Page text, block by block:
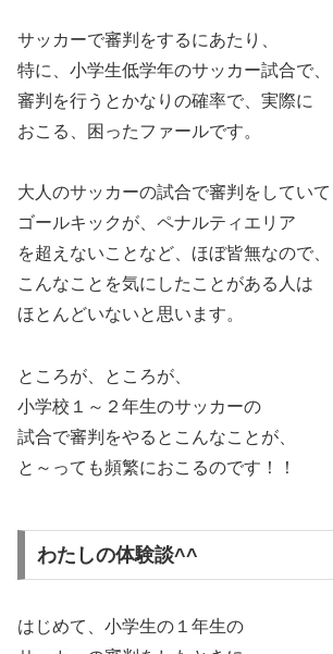
サッカーで審判をするにあたり、
特に、小学生低学年のサッカー試合で、
審判を行うとかなりの確率で、実際に
おこる、困ったファールです。
大人のサッカーの試合で審判をしていて
ゴールキックが、ペナルティエリア
を超えないことなど、ほぼ皆無なので、
こんなことを気にしたことがある人は
ほとんどいないと思います。
ところが、ところが、
小学校１～２年生のサッカーの
試合で審判をやるとこんなことが、
と～っても頻繁におこるのです！！
わたしの体験談^^
はじめて、小学生の１年生の